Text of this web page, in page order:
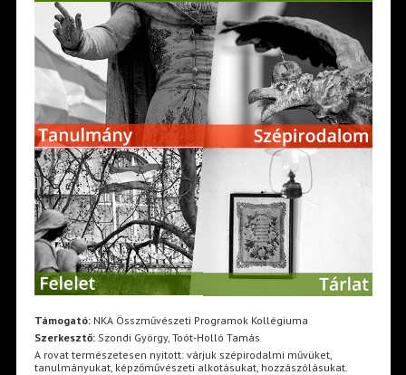
Támogató:NKA Összművészeti Programok Kollégiuma
Szerkesztő:Szondi György, Toót-Holló Tamás
A rovat természetesen nyitott: várjuk szépirodalmi művüket,
tanulmányukat, képzőművészeti alkotásukat, hozzászólásukat.